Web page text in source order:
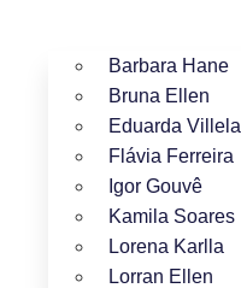
Barbara Hane
Bruna Ellen
Eduarda Villela
Flávia Ferreira
Igor Gouvê
Kamila Soares
Lorena Karlla
Lorran Ellen